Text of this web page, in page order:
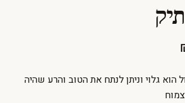
הוא גלוי וניתן לנתח את הטוב והרע שהיה